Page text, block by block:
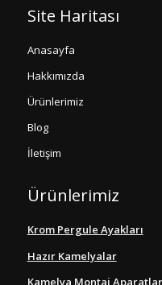
Site Haritası
Anasayfa
Hakkımızda
Ürünlerimiz
Blog
İletişim
Ürünlerimiz
Krom Pergule Ayakları
Hazır Kamelyalar
Kamelya Montaj